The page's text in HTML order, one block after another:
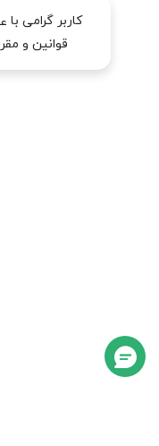
کاربر گرامی با
قوانین و